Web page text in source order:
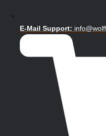
E-Mail Support: